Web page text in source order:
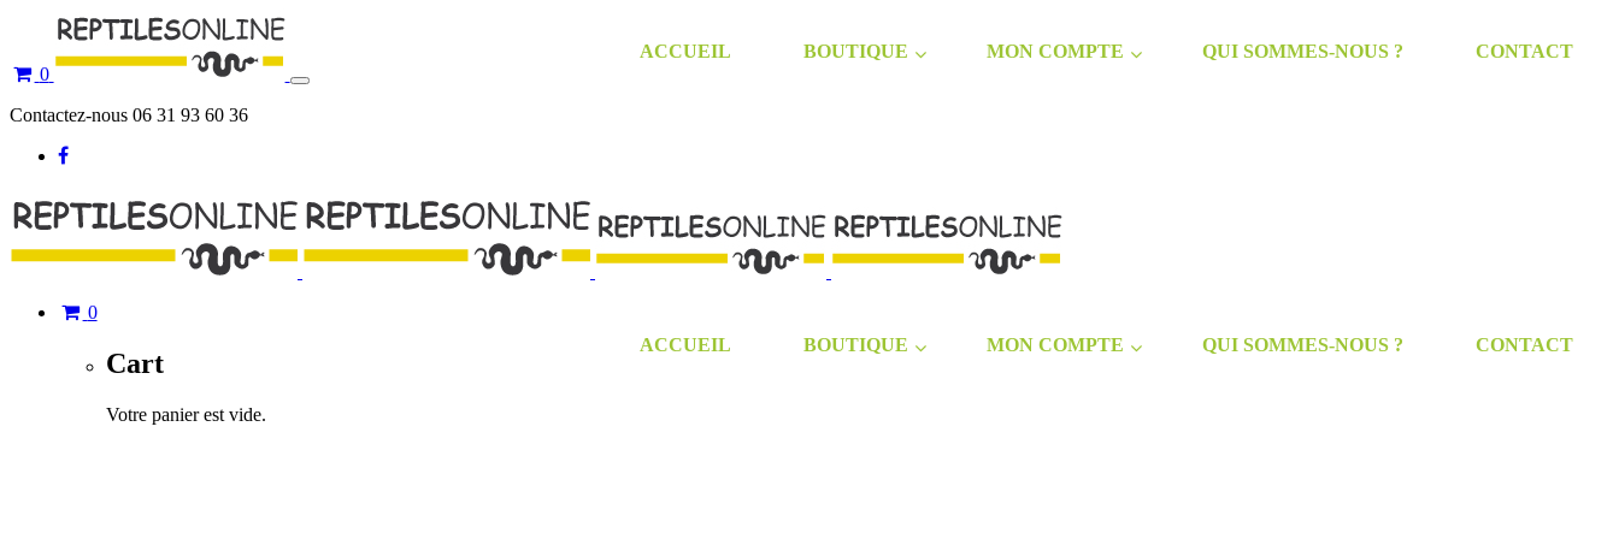
ACCUEIL BOUTIQUE MON COMPTE QUI SOMMES-NOUS ?
CONTACT
0
Toggle
Contactez-nous 06 31 93 60 36
ACCUEIL BOUTIQUE MON COMPTE QUI SOMMES-NOUS ? CONTACT
0
Cart
Votre panier est vide.